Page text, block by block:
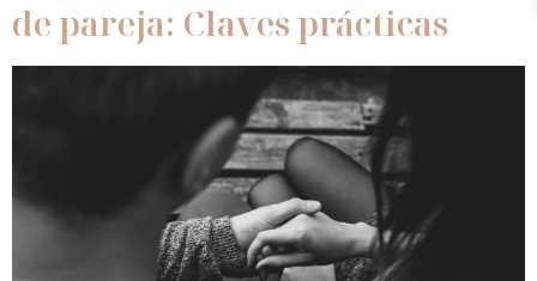
de pareja: Claves prácticas